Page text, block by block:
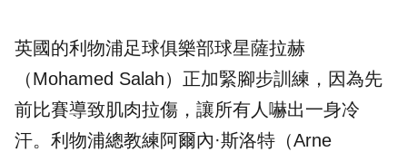
英國的利物浦足球俱樂部球星薩拉赫
（Mohamed Salah）正加緊腳步訓練，因為先
前比賽導致肌肉拉傷，讓所有人嚇出一身冷
汗。利物浦總教練阿爾內·斯洛特（Arne